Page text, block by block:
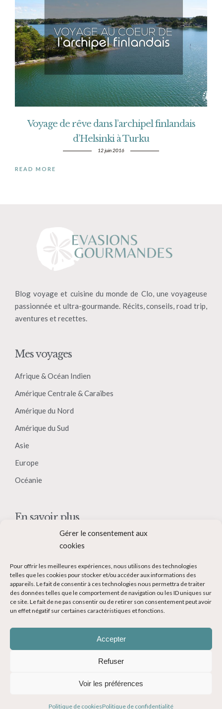
Gérer le consentement aux
cookies
Pour offrir les meilleures expériences, nous utilisons des technologies
telles que les cookies pour stocker et/ou accéder aux informations des
appareils. Le fait de consentir à ces technologies nous permettra de traiter
des données telles que le comportement de navigation ou les ID uniques sur
ce site. Le fait de ne pas consentir ou de retirer son consentement peut avoir
un effet négatif sur certaines caractéristiques et fonctions.
Accepter
Refuser
Voir les préférences
Politique de cookiesPolitique de confidentialité
Voyage de rêve dans l’archipel finlandais
d’Helsinki à Turku
12 juin 2016
READ MORE
Blog voyage et cuisine du monde de Clo, une voyageuse
passionnée et ultra-gourmande. Récits, conseils, road trip,
aventures et recettes.
Mes voyages
Afrique & Océan Indien
Amérique Centrale & Caraïbes
Amérique du Nord
Amérique du Sud
Asie
Europe
Océanie
En savoir plus
Contact
Devenir Blogueur voyage
Ma Bucket List
© Copyright 2014-2024 - Evasions Gourmandes Blog Voyage - Tous